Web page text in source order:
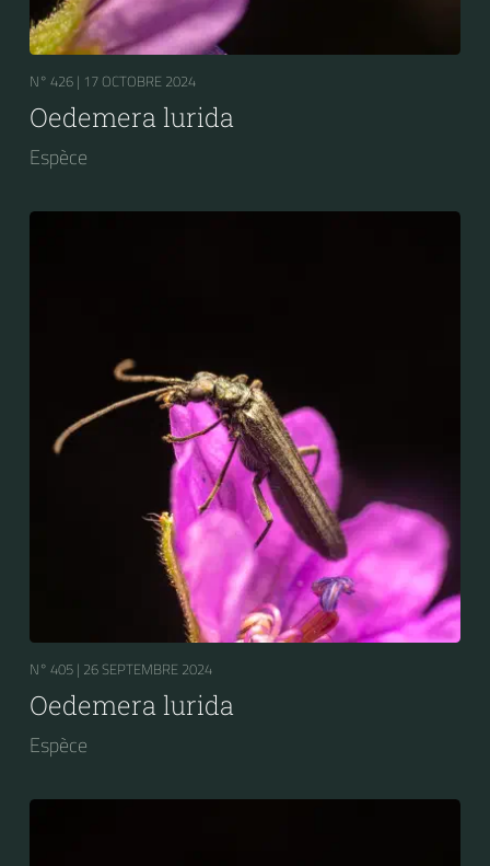
N° 426 | 17 OCTOBRE 2024
Oedemera lurida
Espèce
N° 405 | 26 SEPTEMBRE 2024
Oedemera lurida
Espèce